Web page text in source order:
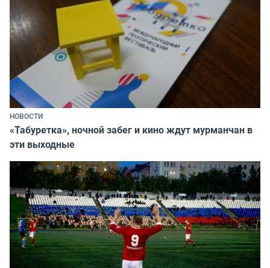
НОВОСТИ
«Табуретка», ночной забег и кино ждут мурманчан в
эти выходные